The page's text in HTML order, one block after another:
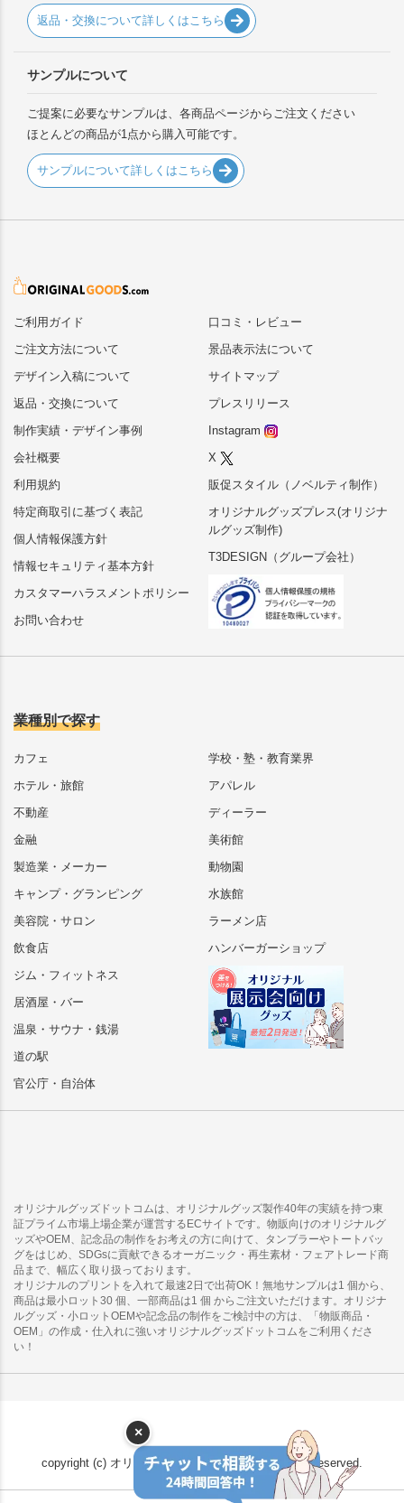
返品・交換について詳しくはこちら
サンプルについて
ご提案に必要なサンプルは、各商品ページからご注文ください
ほとんどの商品が1点から購入可能です。
サンプルについて詳しくはこちら
ご利用ガイド
ご注文方法について
デザイン入稿について
返品・交換について
制作実績・デザイン事例
会社概要
利用規約
特定商取引に基づく表記
個人情報保護方針
情報セキュリティ基本方針
カスタマーハラスメントポリシー
お問い合わせ
口コミ・レビュー
景品表示法について
サイトマップ
プレスリリース
Instagram
X
販促スタイル（ノベルティ制作）
オリジナルグッズプレス(オリジナ
ルグッズ制作)
T3DESIGN（グループ会社）
業種別で探す
カフェ
ホテル・旅館
不動産
金融
製造業・メーカー
キャンプ・グランピング
美容院・サロン
飲食店
ジム・フィットネス
居酒屋・バー
温泉・サウナ・銭湯
道の駅
官公庁・自治体
学校・塾・教育業界
アパレル
ディーラー
美術館
動物園
水族館
ラーメン店
ハンバーガーショップ
オリジナルグッズドットコムは、オリジナルグッズ製作40年の実績を持つ東
証プライム市場上場企業が運営するECサイトです。物販向けのオリジナルグ
ッズやOEM、記念品の制作をお考えの方に向けて、タンブラーやトートバッ
グをはじめ、SDGsに貢献できるオーガニック・再生素材・フェアトレード商
品まで、幅広く取り扱っております。
オリジナルのプリントを入れて最速2日で出荷OK！無地サンプルは1 個から、
商品は最小ロット30 個、一部商品は1 個 からご注文いただけます。オリジナ
ルグッズ・小ロットOEMや記念品の制作をご検討中の方は、「物販商品・
OEM」の作成・仕入れに強いオリジナルグッズドットコムをご利用くださ
い！
copyright (c) オリジナルグッズドットコム all rights reserved.
×